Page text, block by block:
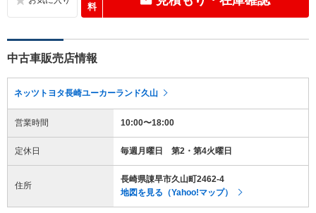
料
中古車販売店情報
ネッツトヨタ長崎ユーカーランド久山
営業時間 10:00〜18:00
定休日 毎週月曜日 第2・第4火曜日
住所
長崎県諌早市久山町2462-4
地図を見る（Yahoo!マップ）